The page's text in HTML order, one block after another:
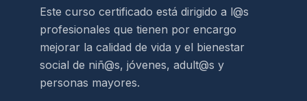
Este curso certificado está dirigido a l@s
profesionales que tienen por encargo
mejorar la calidad de vida y el bienestar
social de niñ@s, jóvenes, adult@s y
personas mayores.